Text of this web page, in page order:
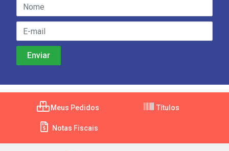
Meus Pedidos Títulos
Notas Fiscais